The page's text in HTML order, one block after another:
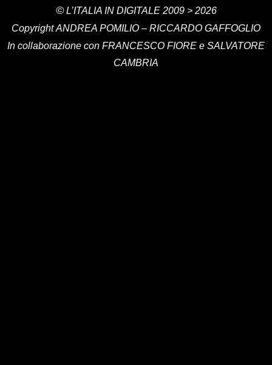
© L’ITALIA IN DIGITALE2009 > 2026
CopyrightANDREA POMILIO – RICCARDO GAFFOGLIO
In collaborazione con FRANCESCO FIORE e SALVATORE
CAMBRIA